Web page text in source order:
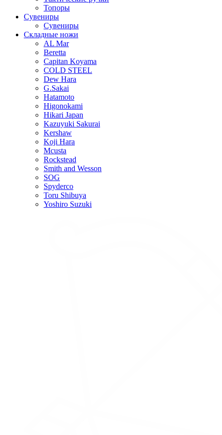
Топоры
Сувениры
Сувениры
Складные ножи
AL Mar
Beretta
Capitan Koyama
COLD STEEL
Dew Hara
G.Sakai
Hatamoto
Higonokami
Hikari Japan
Kazuyuki Sakurai
Kershaw
Koji Hara
Mcusta
Rockstead
Smith and Wesson
SOG
Spyderco
Toru Shibuya
Yoshiro Suzuki